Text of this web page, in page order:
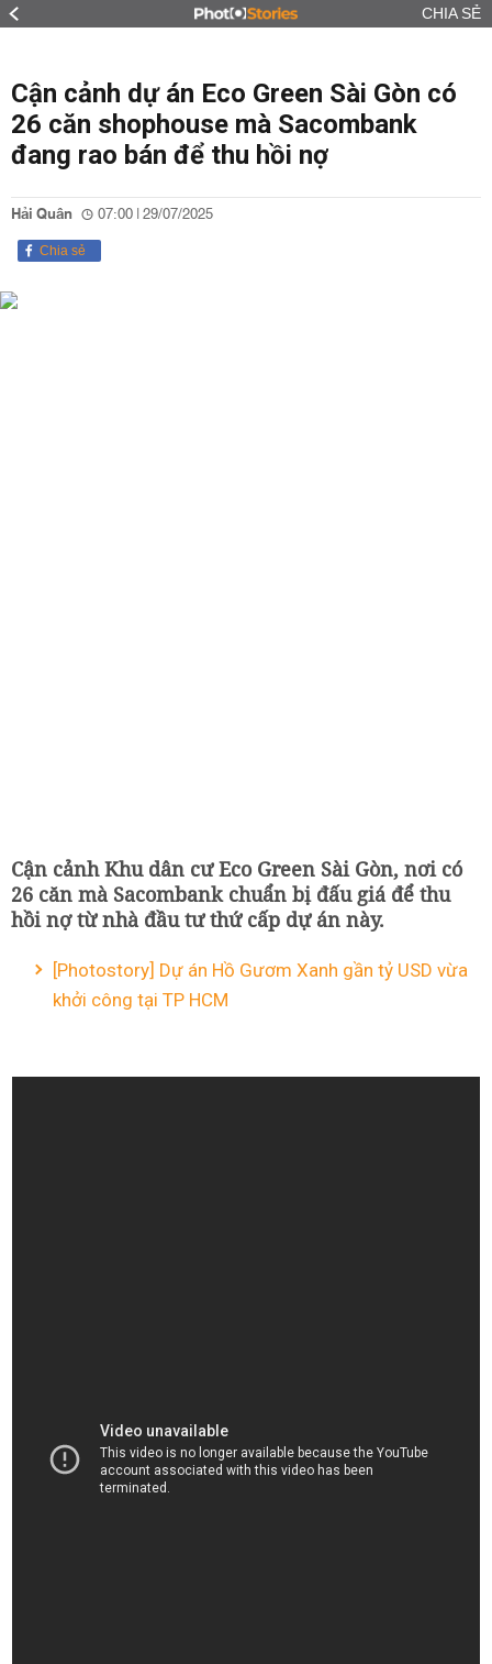
CHIA SẺ
Cận cảnh dự án Eco Green Sài Gòn có
26 căn shophouse mà Sacombank
đang rao bán để thu hồi nợ
Hải Quân 07:00 | 29/07/2025
Chia sẻ
Cận cảnh Khu dân cư Eco Green Sài Gòn, nơi có
26 căn mà Sacombank chuẩn bị đấu giá để thu
hồi nợ từ nhà đầu tư thứ cấp dự án này.
[Photostory] Dự án Hồ Gươm Xanh gần tỷ USD vừa
khởi công tại TP HCM